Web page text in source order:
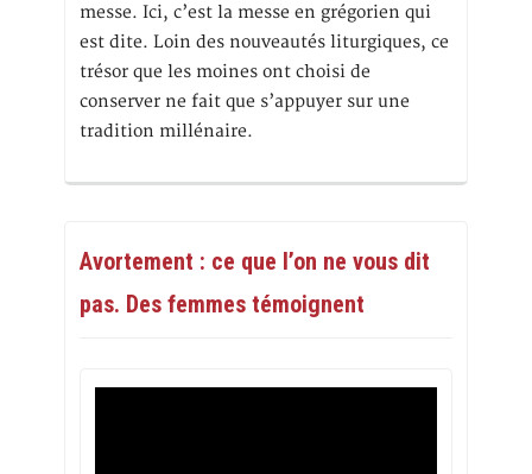
messe. Ici, c’est la messe en grégorien qui
est dite. Loin des nouveautés liturgiques, ce
trésor que les moines ont choisi de
conserver ne fait que s’appuyer sur une
tradition millénaire.
Avortement : ce que l’on ne vous dit
pas. Des femmes témoignent